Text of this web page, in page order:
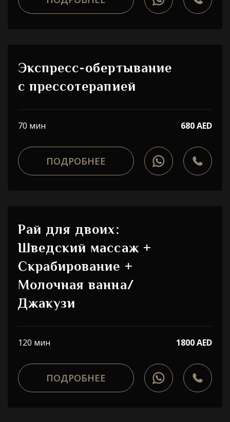
Экспресс-обертывание
с прессотерапией
70 мин 680 AED
ПОДРОБНЕЕ
Рай для двоих:
Шведский массаж +
Скрабирование +
Молочная ванна/
Джакузи
120 мин 1800 AED
ПОДРОБНЕЕ